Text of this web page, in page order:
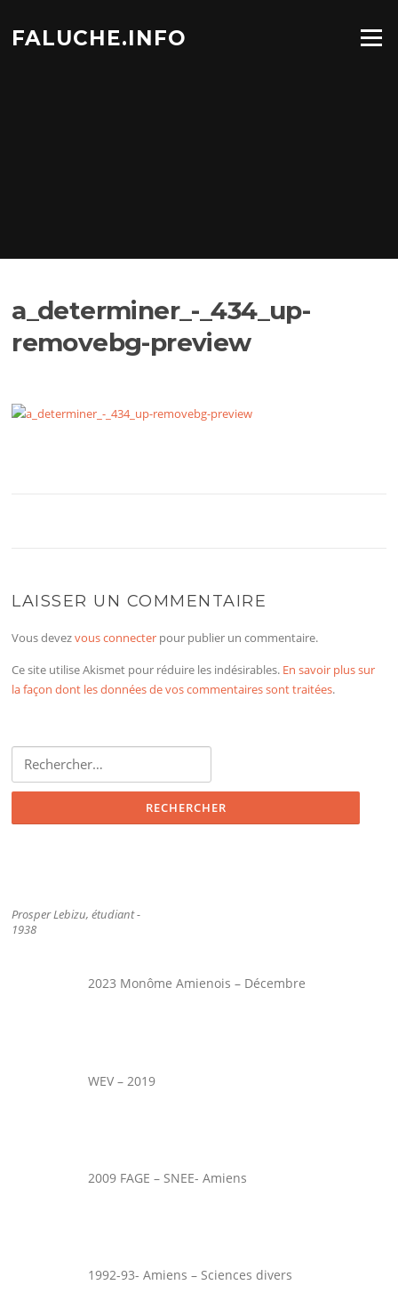
contenu
FALUCHE.INFO Menu
a_determiner_-_434_up-
removebg-preview
LAISSER UN COMMENTAIRE
Vous devezvous connecter pour publier un commentaire.
Ce site utilise Akismet pour réduire les indésirables. En savoir plus sur
la façon dont les données de vos commentaires sont traitées.
Rechercher :
Prosper Lebizu, étudiant -
1938
2023 Monôme Amienois – Décembre
WEV – 2019
2009 FAGE – SNEE- Amiens
1992-93- Amiens – Sciences divers